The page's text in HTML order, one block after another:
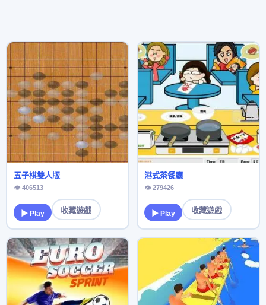
五子棋雙人版
👁 406513
▶ Play 收藏遊戲
港式茶餐廳
👁 279426
▶ Play 收藏遊戲